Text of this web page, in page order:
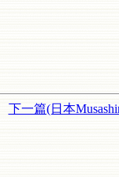
下一篇(日本